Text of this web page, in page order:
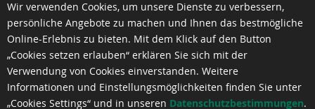
Wir verwenden Cookies, um unsere Dienste zu verbessern,
persönliche Angebote zu machen und Ihnen das bestmögliche
Online-Erlebnis zu bieten. Mit dem Klick auf den Button
„Cookies setzen erlauben“ erklären Sie sich mit der
Verwendung von Cookies einverstanden. Weitere
Informationen und Einstellungsmöglichkeiten finden Sie unter
„Cookies Settings“ und in unseren Datenschutzbestimmungen.